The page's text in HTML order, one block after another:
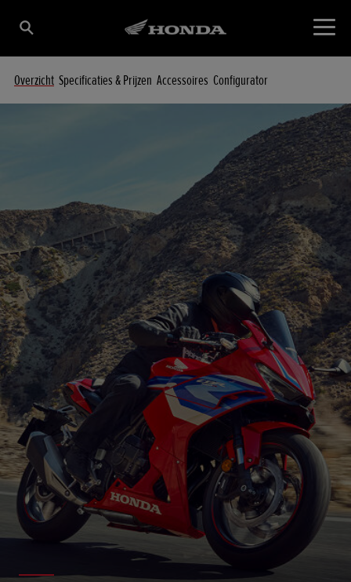
Overzicht Specificaties & Prijzen Accessoires Configurator